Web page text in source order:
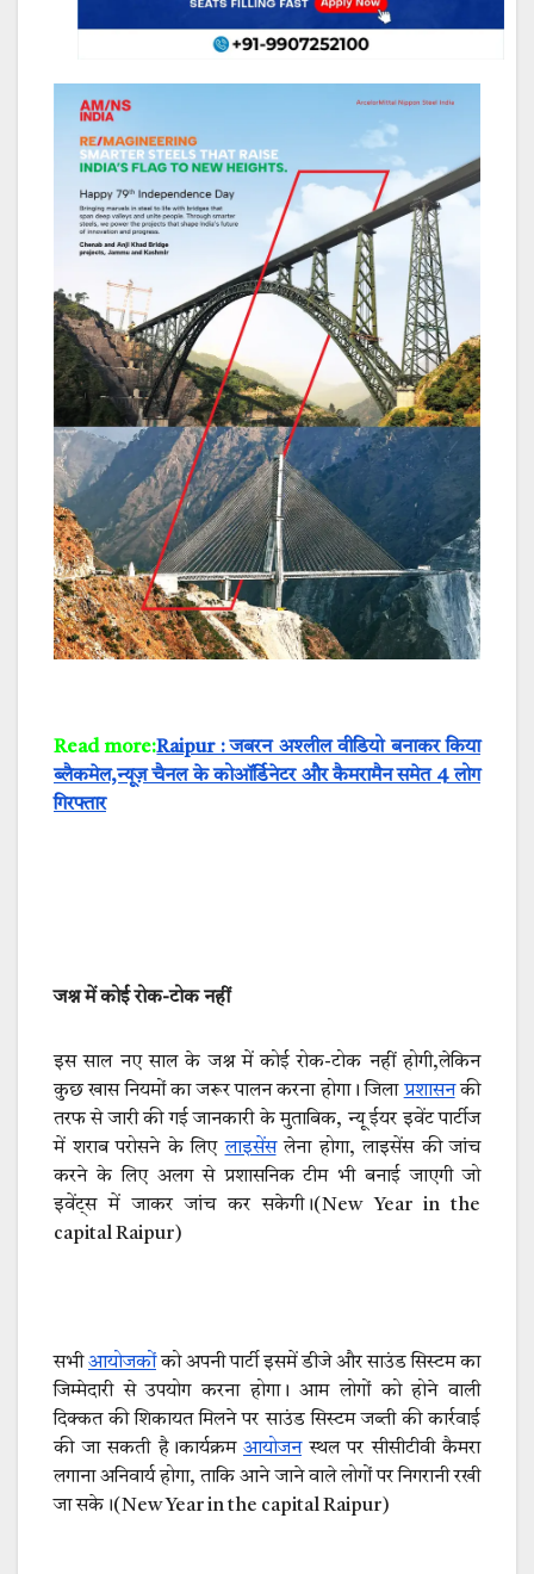
Read more:Raipur : जबरन अश्लील वीडियो बनाकर किया
ब्लैकमेल,न्यूज़ चैनल के कोऑर्डिनेटर और कैमरामैन समेत 4 लोग
गिरफ्तार
जश्न में कोई रोक-टोक नहीं
इस साल नए साल के जश्न में कोई रोक-टोक नहीं होगी,लेकिन
कुछ खास नियमों का जरूर पालन करना होगा। जिला प्रशासनकी
तरफ से जारी की गई जानकारी के मुताबिक, न्यू ईयर इवेंट पार्टीज
में शराब परोसने के लिएलाइसेंसलेना होगा, लाइसेंस की जांच
करने के लिए अलग से प्रशासनिक टीम भी बनाई जाएगी जो
इवेंट्स में जाकर जांच कर सकेगी।(New Year in the
capital Raipur)
सभीआयोजकोंको अपनी पार्टी इसमें डीजे और साउंड सिस्टम का
जिम्मेदारी से उपयोग करना होगा। आम लोगों को होने वाली
दिक्कत की शिकायत मिलने पर साउंड सिस्टम जब्ती की कार्रवाई
की जा सकती है।कार्यक्रम आयोजनस्थल पर सीसीटीवी कैमरा
लगाना अनिवार्य होगा, ताकि आने जाने वाले लोगों पर निगरानी रखी
जा सके।(New Year in the capital Raipur)